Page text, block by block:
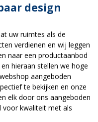
design
uw ruimtes als de
verdienen en wij leggen
naar een productaanbod
hieraan stellen we hoge
aangeboden
te bekijken en onze
elk door ons aangeboden
kwaliteit met als